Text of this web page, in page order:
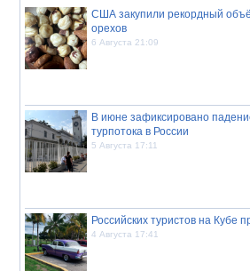
США закупили рекордный
орехов
6 Августа 21:09
В июне зафиксировано
турпотока в России
5 Августа 17:11
Российских туристов на Кубе
4 Августа 17:41